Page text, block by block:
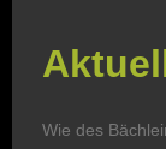
Wie des